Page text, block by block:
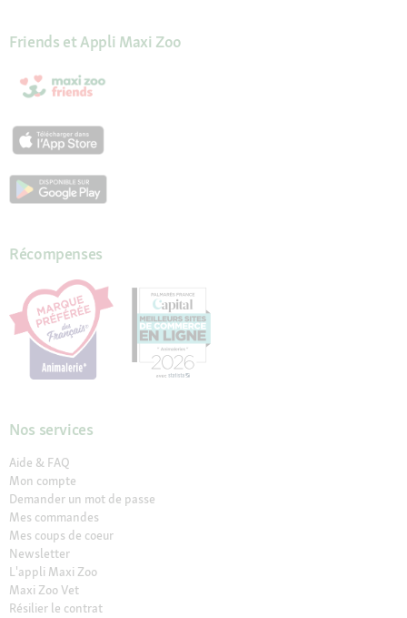
Friends et Appli Maxi Zoo
Récompenses
Nos services
Aide & FAQ
Mon compte
Demander un mot de passe
Mes commandes
Mes coups de coeur
Newsletter
L'appli Maxi Zoo
Maxi Zoo Vet
Résilier le contrat